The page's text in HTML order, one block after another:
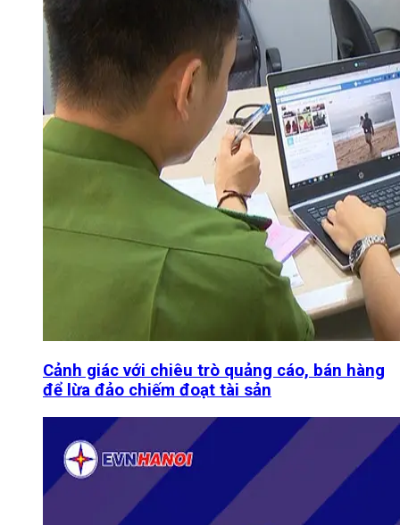
Cảnh giác với chiêu trò quảng cáo, bán hàng
để lừa đảo chiếm đoạt tài sản